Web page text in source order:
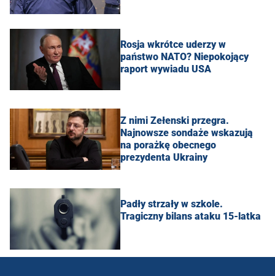
Rosja wkrótce uderzy w
państwo NATO? Niepokojący
raport wywiadu USA
Z nimi Zełenski przegra.
Najnowsze sondaże wskazują
na porażkę obecnego
prezydenta Ukrainy
Padły strzały w szkole.
Tragiczny bilans ataku 15-latka